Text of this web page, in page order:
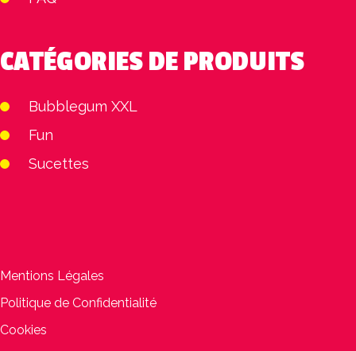
CATÉGORIES DE PRODUITS
Bubblegum XXL
Fun
Sucettes
Mentions Légales
Politique de Confidentialité
Cookies